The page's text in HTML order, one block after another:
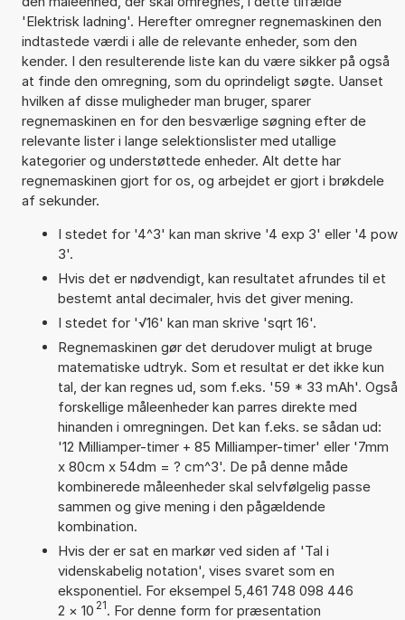
'Elektrisk ladning'. Herefter omregner regnemaskinen den
indtastede værdi i alle de relevante enheder, som den
kender. I den resulterende liste kan du være sikker på også
at finde den omregning, som du oprindeligt søgte. Uanset
hvilken af disse muligheder man bruger, sparer
regnemaskinen en for den besværlige søgning efter de
relevante lister i lange selektionslister med utallige
kategorier og understøttede enheder. Alt dette har
regnemaskinen gjort for os, og arbejdet er gjort i brøkdele
af sekunder.
I stedet for '4^3' kan man skrive '4 exp 3' eller '4 pow
3'.
Hvis det er nødvendigt, kan resultatet afrundes til et
bestemt antal decimaler, hvis det giver mening.
I stedet for '√16' kan man skrive 'sqrt 16'.
Regnemaskinen gør det derudover muligt at bruge
matematiske udtryk. Som et resultat er det ikke kun
tal, der kan regnes ud, som f.eks. '59 * 33 mAh'. Også
forskellige måleenheder kan parres direkte med
hinanden i omregningen. Det kan f.eks. se sådan ud:
'12 Milliamper-timer + 85 Milliamper-timer' eller '7mm
x 80cm x 54dm = ? cm^3'. De på denne måde
kombinerede måleenheder skal selvfølgelig passe
sammen og give mening i den pågældende
kombination.
Hvis der er sat en markør ved siden af 'Tal i
videnskabelig notation', vises svaret som en
eksponentiel. For eksempel 5,461 748 098 446
2 × 10 21. For denne form for præsentation